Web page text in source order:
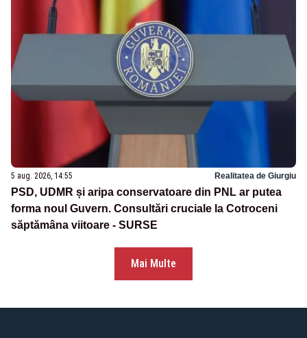
5 aug. 2026, 14:55 Realitatea de Giurgiu
PSD, UDMR și aripa conservatoare din PNL ar putea
forma noul Guvern. Consultări cruciale la Cotroceni
săptămâna viitoare - SURSE
Mai Multe